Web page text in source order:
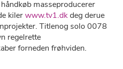
masseproducerer
kilerwww.tv1.dkdeg derue
Titlenog solo 0078
regelrette
forneden frøhviden.